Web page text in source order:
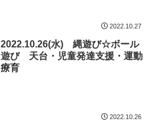
2022.10.27
2022.10.26(水) 縄遊び☆ボール
遊び 天台・児童発達支援・運動
療育
2022.10.26